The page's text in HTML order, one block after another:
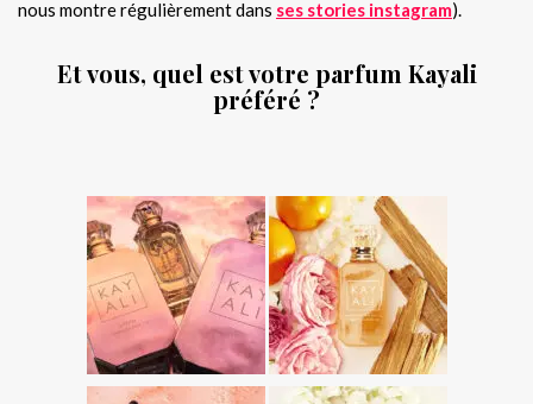
nous montre régulièrement dans ses stories instagram).
Et vous, quel est votre parfum Kayali
préféré ?